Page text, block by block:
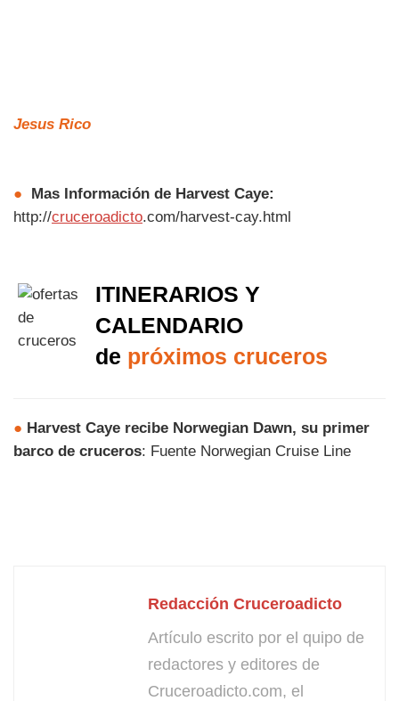
Jesus Rico
● Mas Información de Harvest Caye:
http://cruceroadicto.com/harvest-cay.html
ITINERARIOS Y
CALENDARIO
de próximos cruceros
● Harvest Caye recibe Norwegian Dawn, su primer
barco de cruceros: Fuente Norwegian Cruise Line
Redacción Cruceroadicto
Artículo escrito por el quipo de
redactores y editores de
Cruceroadicto.com, el